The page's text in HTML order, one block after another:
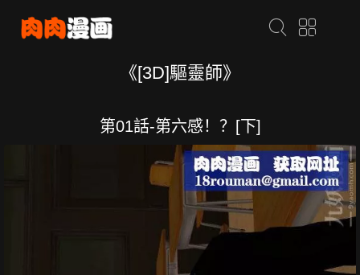
《[3D]驅靈師》
第01話-第六感！？[下]